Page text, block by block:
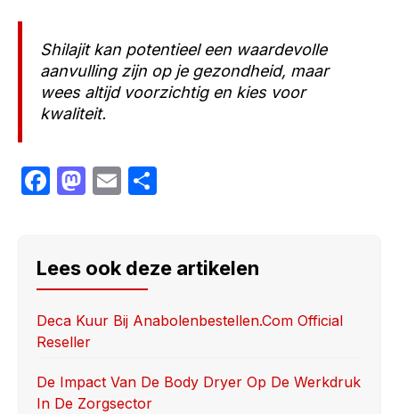
Shilajit kan potentieel een waardevolle
aanvulling zijn op je gezondheid, maar
wees altijd voorzichtig en kies voor
kwaliteit.
F
e
b
o
o
k
M
o
d
o
n
E
e
Lees ook deze artikelen
Deca Kuur Bij Anabolenbestellen.com Official
Reseller
De Impact Van De Body Dryer Op De Werkdruk
In De Zorgsector